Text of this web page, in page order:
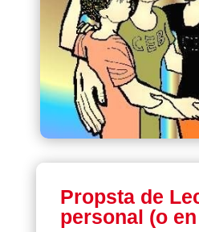
Propsta de
personal (o